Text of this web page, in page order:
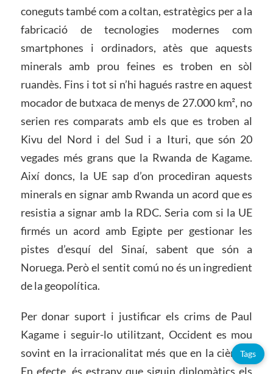
coneguts també com a coltan, estratègics per a la
fabricació de tecnologies modernes com
smartphones i ordinadors, atès que aquests
minerals amb prou feines es troben en sòl
ruandès. Fins i tot si n’hi hagués rastre en aquest
mocador de butxaca de menys de 27.000 km², no
serien res comparats amb els que es troben al
Kivu del Nord i del Sud i a Ituri, que són 20
vegades més grans que la Rwanda de Kagame.
Així doncs, la UE sap d’on procediran aquests
minerals en signar amb Rwanda un acord que es
resistia a signar amb la RDC. Seria com si la UE
firmés un acord amb Egipte per gestionar les
pistes d’esquí del Sinaí, sabent que són a
Noruega. Però el sentit comú no és un ingredient
de la geopolítica.
Per donar suport i justificar els crims de Paul
Kagame i seguir-lo utilitzant, Occident es mou
sovint en la irracionalitat més que en la ciència.
En efecte, és estrany que siguin diplomàtics els
Tags